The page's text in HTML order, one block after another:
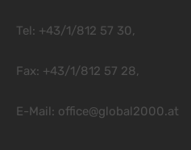
Tel: +43/1/812 57 30,
Fax: +43/1/812 57 28,
E-Mail: office@global2000.at